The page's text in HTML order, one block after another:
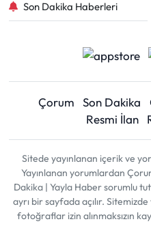
Son Dakika Haberleri
Çorum Son Dakika
Resmi İlan
Sitede yayınlanan içerik ve
Yayınlanan yorumlardan
Dakika | Yayla Haber sorumlu
ayrı bir sayfada açılır.
fotoğraflar izin alınmaksızın